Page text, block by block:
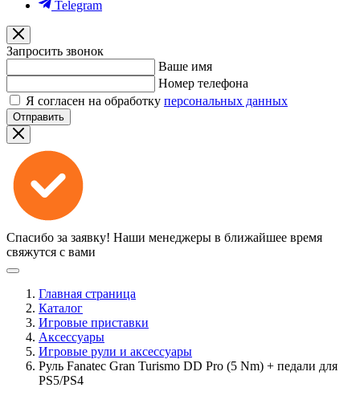
Telegram
Запросить звонок
Ваше имя
Номер телефона
Я согласен на обработку персональных данных
Отправить
Спасибо за заявку! Наши менеджеры в ближайшее время
свяжутся с вами
Главная страница
Каталог
Игровые приставки
Аксессуары
Игровые рули и аксессуары
Руль Fanatec Gran Turismo DD Pro (5 Nm) + педали для
PS5/PS4